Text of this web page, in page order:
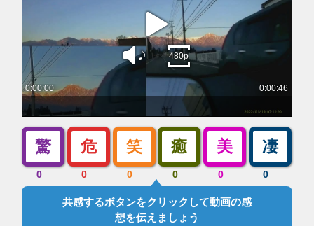
驚
0
危
0
笑
0
癒
0
美
0
凄
0
共感するボタンをクリックして動画の感
想を伝えましょう